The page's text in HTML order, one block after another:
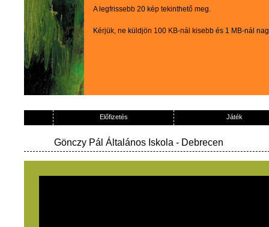
A legfrissebb 20 kép tekinthető meg.
Kérjük, ne küldjön 100 KB-nál kisebb és 1 MB-nál
Előfizetés Játék
Gönczy Pál Általános Iskola - Debrecen